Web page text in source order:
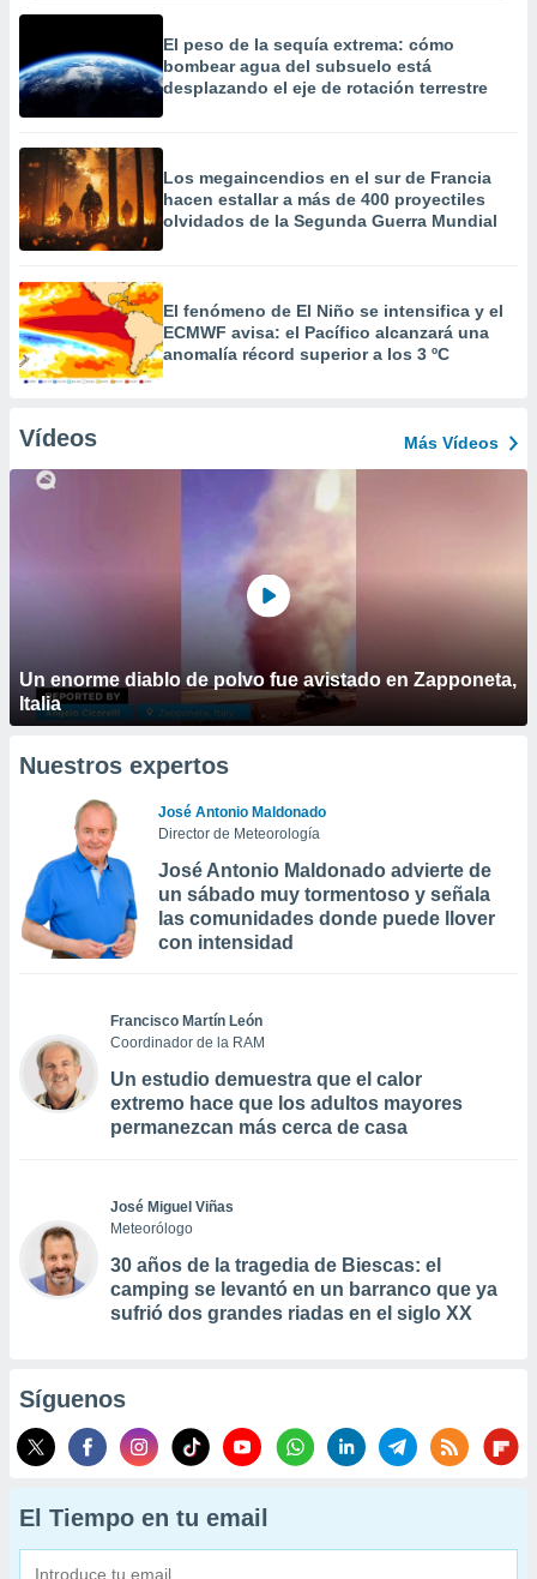
El peso de la sequía extrema: cómo
bombear agua del subsuelo está
desplazando el eje de rotación terrestre
Los megaincendios en el sur de Francia
hacen estallar a más de 400 proyectiles
olvidados de la Segunda Guerra Mundial
El fenómeno de El Niño se intensifica y el
ECMWF avisa: el Pacífico alcanzará una
anomalía récord superior a los 3 ºC
Vídeos Más Vídeos
Un enorme diablo de polvo fue avistado en Zapponeta,
Italia
Nuestros expertos
José Antonio Maldonado
Director de Meteorología
José Antonio Maldonado advierte de
un sábado muy tormentoso y señala
las comunidades donde puede llover
con intensidad
Francisco Martín León
Coordinador de la RAM
Un estudio demuestra que el calor
extremo hace que los adultos mayores
permanezcan más cerca de casa
José Miguel Viñas
Meteorólogo
30 años de la tragedia de Biescas: el
camping se levantó en un barranco que ya
sufrió dos grandes riadas en el siglo XX
Síguenos
El Tiempo en tu email